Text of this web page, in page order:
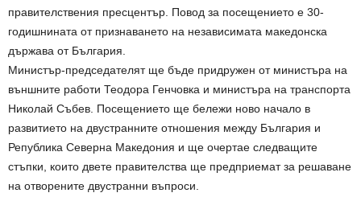
правителствения пресцентър. Повод за посещението е 30-
годишнината от признаването на независимата македонска
държава от България.
Министър-председателят ще бъде придружен от министъра на
външните работи Теодора Генчовка и министъра на транспорта
Николай Събев. Посещението ще бележи ново начало в
развитието на двустранните отношения между България и
Република Северна Македония и ще очертае следващите
стъпки, които двете правителства ще предприемат за решаване
на отворените двустранни въпроси.